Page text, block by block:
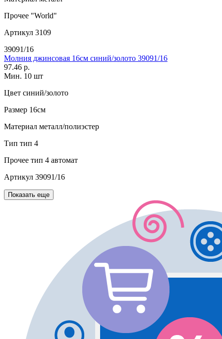
Прочее "World"
Артикул 3109
39091/16
Молния джинсовая 16см синий/золото 39091/16
97.46 р.
Мин. 10 шт
Цвет синий/золото
Размер 16см
Материал металл/полиэстер
Тип тип 4
Прочее тип 4 автомат
Артикул 39091/16
Показать еще